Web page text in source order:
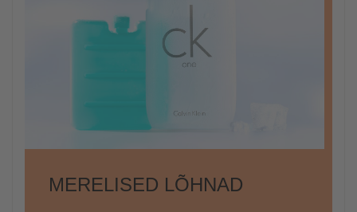
MERELISED LÕHNAD